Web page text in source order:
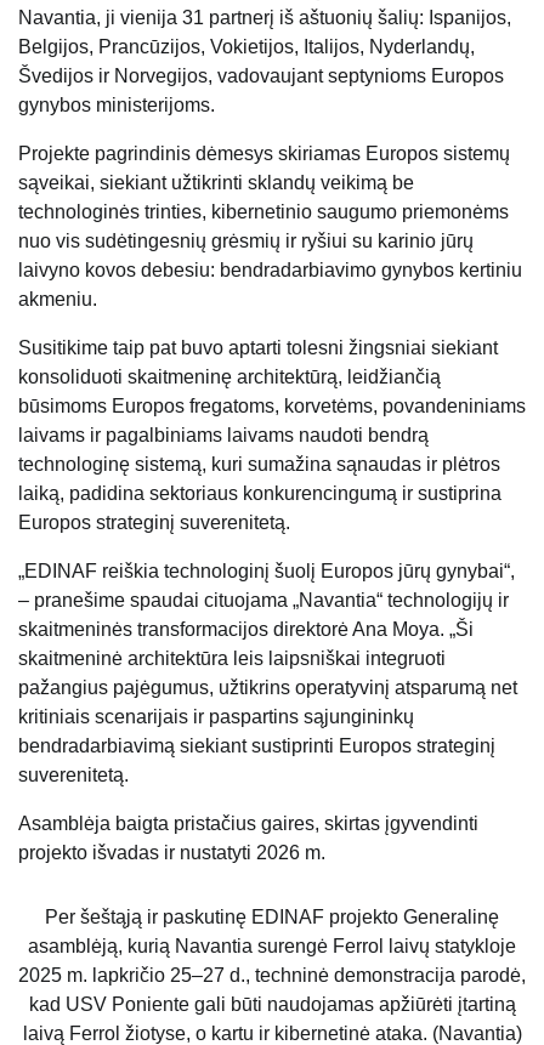
Navantia, ji vienija 31 partnerį iš aštuonių šalių: Ispanijos,
Belgijos, Prancūzijos, Vokietijos, Italijos, Nyderlandų,
Švedijos ir Norvegijos, vadovaujant septynioms Europos
gynybos ministerijoms.
Projekte pagrindinis dėmesys skiriamas Europos sistemų
sąveikai, siekiant užtikrinti sklandų veikimą be
technologinės trinties, kibernetinio saugumo priemonėms
nuo vis sudėtingesnių grėsmių ir ryšiui su karinio jūrų
laivyno kovos debesiu: bendradarbiavimo gynybos kertiniu
akmeniu.
Susitikime taip pat buvo aptarti tolesni žingsniai siekiant
konsoliduoti skaitmeninę architektūrą, leidžiančią
būsimoms Europos fregatoms, korvetėms, povandeniniams
laivams ir pagalbiniams laivams naudoti bendrą
technologinę sistemą, kuri sumažina sąnaudas ir plėtros
laiką, padidina sektoriaus konkurencingumą ir sustiprina
Europos strateginį suverenitetą.
„EDINAF reiškia technologinį šuolį Europos jūrų gynybai“,
– pranešime spaudai cituojama „Navantia“ technologijų ir
skaitmeninės transformacijos direktorė Ana Moya. „Ši
skaitmeninė architektūra leis laipsniškai integruoti
pažangius pajėgumus, užtikrins operatyvinį atsparumą net
kritiniais scenarijais ir paspartins sąjungininkų
bendradarbiavimą siekiant sustiprinti Europos strateginį
suverenitetą.
Asamblėja baigta pristačius gaires, skirtas įgyvendinti
projekto išvadas ir nustatyti 2026 m.
Per šeštąją ir paskutinę EDINAF projekto Generalinę
asamblėją, kurią Navantia surengė Ferrol laivų statykloje
2025 m. lapkričio 25–27 d., techninė demonstracija parodė,
kad USV Poniente gali būti naudojamas apžiūrėti įtartiną
laivą Ferrol žiotyse, o kartu ir kibernetinė ataka. (Navantia)